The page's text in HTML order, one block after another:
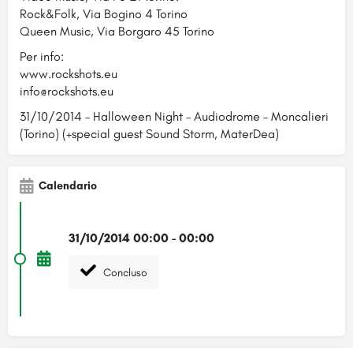
Rock&Folk, Via Bogino 4 Torino
Queen Music, Via Borgaro 45 Torino
Per info:
www.rockshots.eu
info@rockshots.eu
31/10/2014 – Halloween Night – Audiodrome – Moncalieri
(Torino) (+special guest Sound Storm, MaterDea)
Calendario
31/10/2014 00:00 - 00:00
Concluso